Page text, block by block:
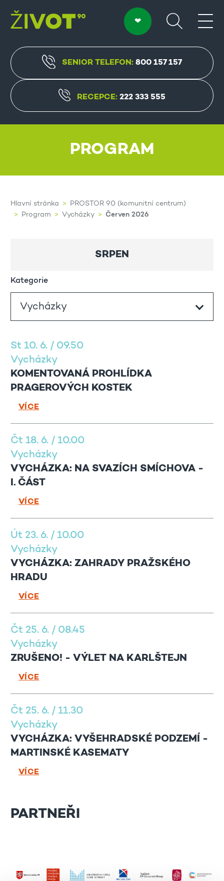
SENIOR TELEFON:800 157 157
RECEPCE:222 333 555
PROGRAM
Hlavní stránka
PROSTOR 90 (komunitní centrum)
Program
Vycházky Červen 2026
SRPEN
Kategorie
St 10. 6. / 09.50
Vycházky
KOMENTOVANÁ PROHLÍDKA
PRAGEROVÝCH KOSTEK
VÍCE
Čt 18. 6. / 10.00
Vycházky
VYCHÁZKA: NA SVAZÍCH SMÍCHOVA -
I. ČÁST
VÍCE
Út 23. 6. / 10.00
Vycházky
VYCHÁZKA: ZAHRADY PRAŽSKÉHO
HRADU
VÍCE
Čt 25. 6. / 08.45
Vycházky
ZRUŠENO! - VÝLET NA KARLŠTEJN
VÍCE
Čt 25. 6. / 11.30
Vycházky
VYCHÁZKA: VYŠEHRADSKÉ PODZEMÍ -
MARTINSKÉ KASEMATY
VÍCE
PARTNEŘI